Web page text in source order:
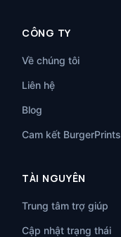
CÔNG TY
Về chúng tôi
Liên hệ
Blog
Cam kết BurgerPrints
TÀI NGUYÊN
Trung tâm trợ giúp
Cập nhật trạng thái